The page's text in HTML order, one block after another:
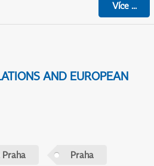
Více...
AND EUROPEAN
Praha